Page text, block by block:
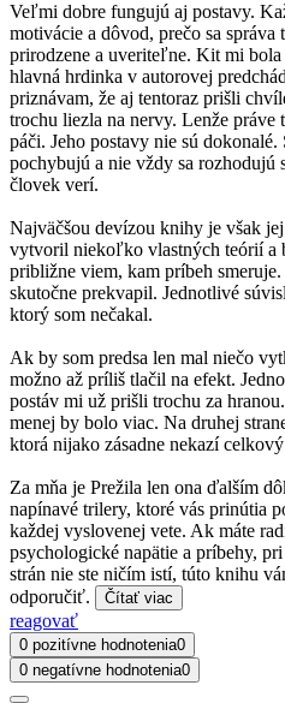
Veľmi dobre fungujú aj postavy.
motivácie a dôvod, prečo sa správa
prirodzene a uveriteľne. Kit mi
hlavná hrdinka v autorovej
priznávam, že aj tentoraz prišli
trochu liezla na nervy. Lenže práve
páči. Jeho postavy nie sú
pochybujú a nie vždy sa rozhodujú
človek verí.
Najväčšou devízou knihy je však
vytvoril niekoľko vlastných teórií a
približne viem, kam príbeh
skutočne prekvapil. Jednotlivé
ktorý som nečakal.
Ak by som predsa len mal niečo
možno až príliš tlačil na efekt.
postáv mi už prišli trochu za
menej by bolo viac. Na druhej
ktorá nijako zásadne nekazí
Za mňa je Prežila len ona ďalším
napínavé trilery, ktoré vás prinútia
každej vyslovenej vete. Ak máte
psychologické napätie a príbehy,
strán nie ste ničím istí, túto knihu
odporučiť.
Čítať viac
reagovať
0 pozitívne hodnotenia0
0 negatívne hodnotenia0